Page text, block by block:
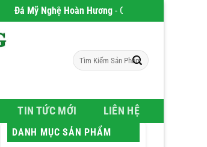
Đá Mỹ Nghệ Hoàn Hương- Chúng tôi chuyên phân
Tìm
kiếm:
TIN TỨC MỚI LIÊN HỆ
DANH MỤC SẢN PHẨM